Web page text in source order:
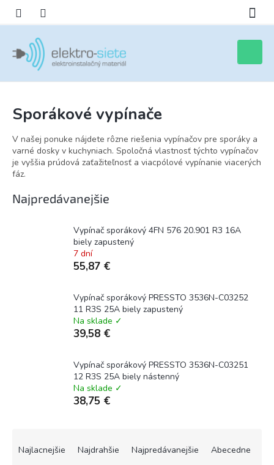
obsah
košík
Sporákové vypínače
V našej ponuke nájdete rôzne riešenia vypínačov pre sporáky a
varné dosky v kuchyniach. Spoločná vlastnosť týchto vypínačov
je vyššia prúdová zaťažiteľnosť a viacpólové vypínanie viacerých
fáz.
Najpredávanejšie
Vypínač sporákový 4FN 576 20.901 R3 16A
biely zapustený
7 dní
55,87 €
Vypínač sporákový PRESSTO 3536N-C03252
11 R3S 25A biely zapustený
Na sklade ✓
39,58 €
Vypínač sporákový PRESSTO 3536N-C03251
12 R3S 25A biely nástenný
Na sklade ✓
38,75 €
Najlacnejšie Najdrahšie Najpredávanejšie Abecedne